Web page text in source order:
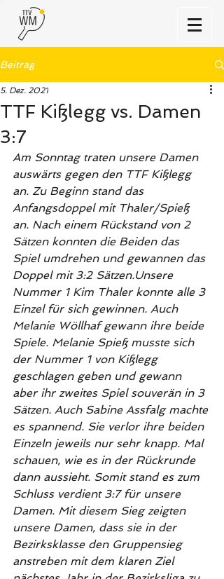
Beitrag
TTF Kißlegg vs. Damen
3:7
5. Dez. 2021
Am Sonntag traten unsere Damen
auswärts gegen den TTF Kißlegg
an. Zu Beginn stand das
Anfangsdoppel mit Thaler/Spieß
an. Nach einem Rückstand von 2
Sätzen konnten die Beiden das
Spiel umdrehen und gewannen das
Doppel mit 3:2 Sätzen.Unsere
Nummer 1 Kim Thaler konnte alle 3
Einzel für sich gewinnen. Auch
Melanie Wöllhaf gewann ihre beide
Spiele. Melanie Spieß musste sich
der Nummer 1 von Kißlegg
geschlagen geben und gewann
aber ihr zweites Spiel souverän in 3
Sätzen. Auch Sabine Assfalg machte
es spannend. Sie verlor ihre beiden
Einzeln jeweils nur sehr knapp. Mal
schauen, wie es in der Rückrunde
dann aussieht. Somit stand es zum
Schluss verdient 3:7 für unsere
Damen. Mit diesem Sieg zeigten
unsere Damen, dass sie in der
Bezirksklasse den Gruppensieg
anstreben mit dem klaren Ziel